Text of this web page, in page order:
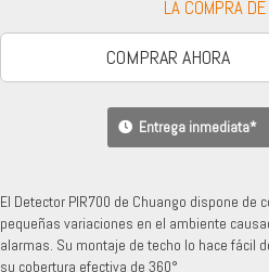
LA COMPRA
COMPRAR AHORA
Entrega inmediata*
El Detector PIR700 de Chuango dispone
pequeñas variaciones en el ambiente
alarmas. Su montaje de techo lo hace fácil
su cobertura efectiva de 360°